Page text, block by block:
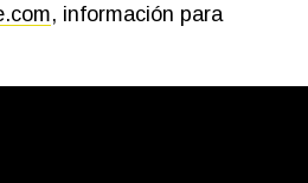
, información para